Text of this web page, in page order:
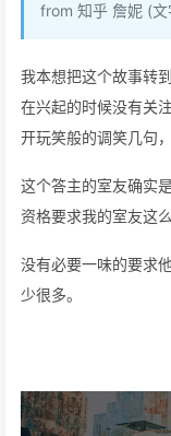
from 知乎 詹妮 (
我本想把这个故事转
在兴起的时候没有关
开玩笑般的调笑几句
这个答主的室友确实
资格要求我的室友这
没有必要一味的要求
少很多。